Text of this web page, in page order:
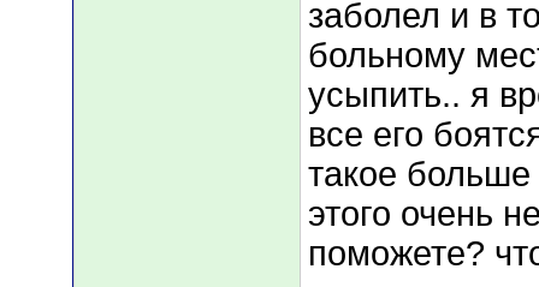
заболел и в
больному
усыпить.. я
все его
такое больше
этого очень
поможете?